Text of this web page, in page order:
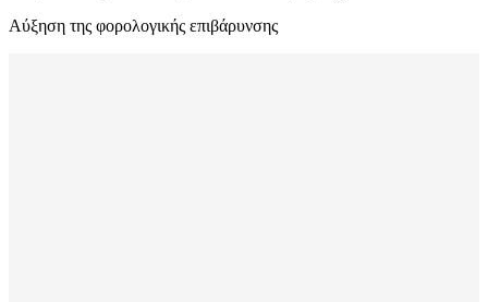
Αύξηση της φορολογικής επιβάρυνσης